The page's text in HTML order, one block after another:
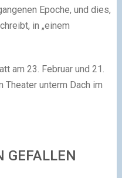
Epoche, und dies,
in „einem
am 23. Februar und 21.
Theater unterm Dach im
GEFALLEN